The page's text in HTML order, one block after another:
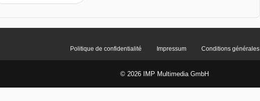
Politique de confidentialité Impressum Conditions générales
© 2026 IMP Multimedia GmbH